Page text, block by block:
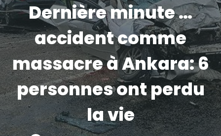
Dernière minute …
accident comme
massacre à Ankara: 6
personnes ont perdu
la vie